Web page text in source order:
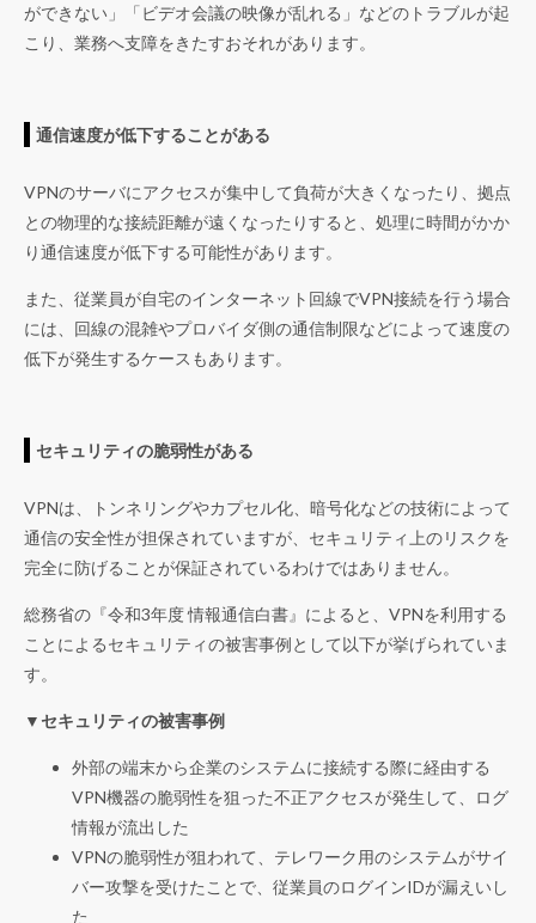
ができない」「ビデオ会議の映像が乱れる」などのトラブルが起
こり、業務へ支障をきたすおそれがあります。
通信速度が低下することがある
VPNのサーバにアクセスが集中して負荷が大きくなったり、拠点
との物理的な接続距離が遠くなったりすると、処理に時間がかか
り通信速度が低下する可能性があります。
また、従業員が自宅のインターネット回線でVPN接続を行う場合
には、回線の混雑やプロバイダ側の通信制限などによって速度の
低下が発生するケースもあります。
セキュリティの脆弱性がある
VPNは、トンネリングやカプセル化、暗号化などの技術によって
通信の安全性が担保されていますが、セキュリティ上のリスクを
完全に防げることが保証されているわけではありません。
総務省の『令和3年度 情報通信白書』によると、VPNを利用する
ことによるセキュリティの被害事例として以下が挙げられていま
す。
▼セキュリティの被害事例
外部の端末から企業のシステムに接続する際に経由する
VPN機器の脆弱性を狙った不正アクセスが発生して、ログ
情報が流出した
VPNの脆弱性が狙われて、テレワーク用のシステムがサイ
バー攻撃を受けたことで、従業員のログインIDが漏えいし
た